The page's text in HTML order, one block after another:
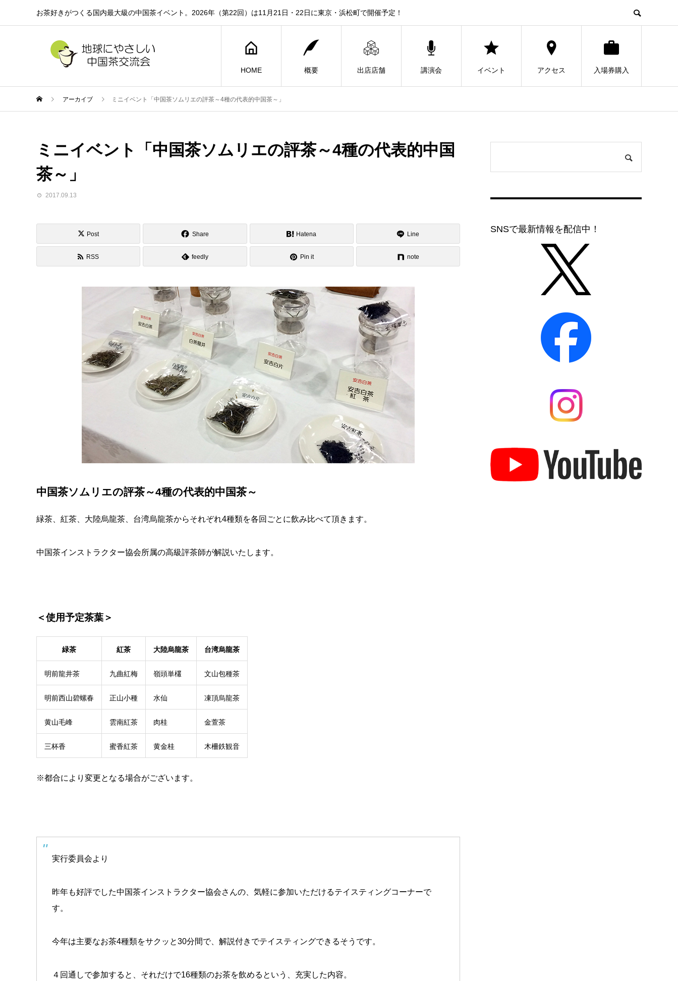
お茶好きがつくる国内最大級の中国茶イベント。2026年（第22回）は11月21日・22日に東京・浜松町で開催予定！
HOME 概要 出店店舗 講演会 イベント アクセス 入場券購入
アーカイブ ミニイベント「中国茶ソムリエの評茶～4種の代表的中国茶～」
ミニイベント「中国茶ソムリエの評茶～4種の代表的中国
茶～」
2017.09.13
Post Share Hatena Line
RSS feedly Pin it note
中国茶ソムリエの評茶～4種の代表的中国茶～
緑茶、紅茶、大陸烏龍茶、台湾烏龍茶からそれぞれ4種類を各回ごとに飲み比べて頂きます。
中国茶インストラクター協会所属の高級評茶師が解説いたします。
＜使用予定茶葉＞
緑茶 紅茶 大陸烏龍茶 台湾烏龍茶
明前龍井茶 九曲紅梅 嶺頭単欉 文山包種茶
明前西山碧螺春 正山小種 水仙 凍頂烏龍茶
黄山毛峰 雲南紅茶 肉桂 金萱茶
三杯香 蜜香紅茶 黄金桂 木柵鉄観音
※都合により変更となる場合がございます。
実行委員会より
昨年も好評でした中国茶インストラクター協会さんの、気軽に参加いただけるテイスティングコーナーで
す。
今年は主要なお茶4種類をサクッと30分間で、解説付きでテイスティングできるそうです。
４回通しで参加すると、それだけで16種類のお茶を飲めるという、充実した内容。
SNSで最新情報を配信中！